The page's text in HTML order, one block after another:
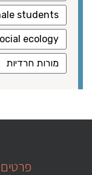
students
ecology
מורות חרדיות